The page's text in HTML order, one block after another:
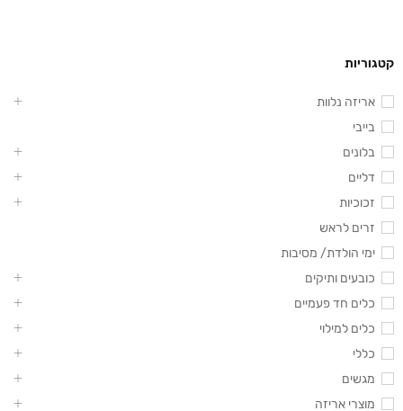
קטגוריות
אריזה נלוות
בייבי
בלונים
דליים
זכוכיות
זרים לראש
ימי הולדת/ מסיבות
כובעים ותיקים
כלים חד פעמיים
כלים למילוי
כללי
מגשים
מוצרי אריזה